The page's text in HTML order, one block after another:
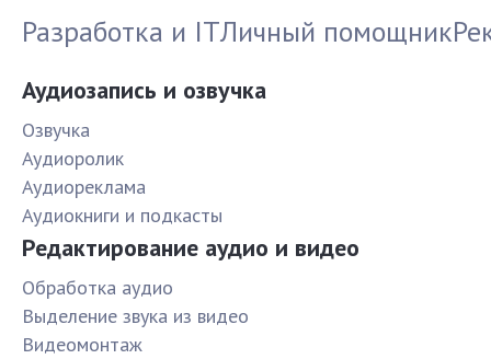
Разработка и ITЛичный помощник
Аудиозапись и озвучка
Озвучка
Аудиоролик
Аудиореклама
Аудиокниги и подкасты
Редактирование аудио и видео
Обработка аудио
Выделение звука из видео
Видеомонтаж